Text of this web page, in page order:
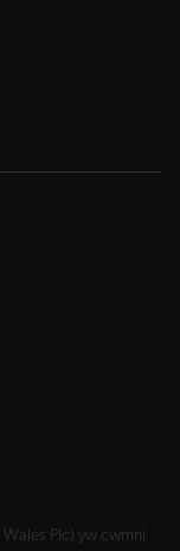
Plc) yw cwmni